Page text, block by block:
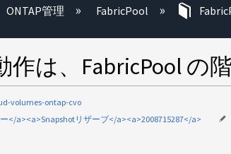
ONTAP管理 FabricPool
作は、FabricPool の
volumes-ontap-cvo
</a><a>Snapshotリザーブ</a><a>2008715287</a>